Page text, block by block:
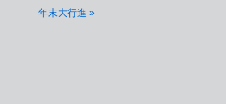
年末大行進 »